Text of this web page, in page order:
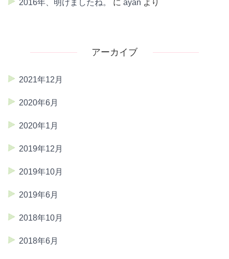
2016年、明けましたね。 に ayan より
アーカイブ
2021年12月
2020年6月
2020年1月
2019年12月
2019年10月
2019年6月
2018年10月
2018年6月